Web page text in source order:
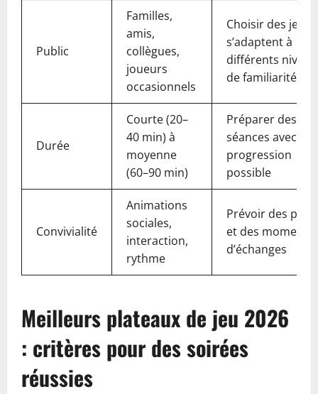
Public
Familles,
amis,
collègues,
joueurs
occasionnels
Choisir des jeux
s’adaptent à
différents
de familiarité
Durée
Courte (20–
40 min) à
moyenne
(60–90 min)
Préparer des
séances avec
progression
possible
Convivialité
Animations
sociales,
interaction,
rythme
Prévoir des
et des moments
d’échanges
Meilleurs plateaux de jeu 2026
: critères pour des soirées
réussies